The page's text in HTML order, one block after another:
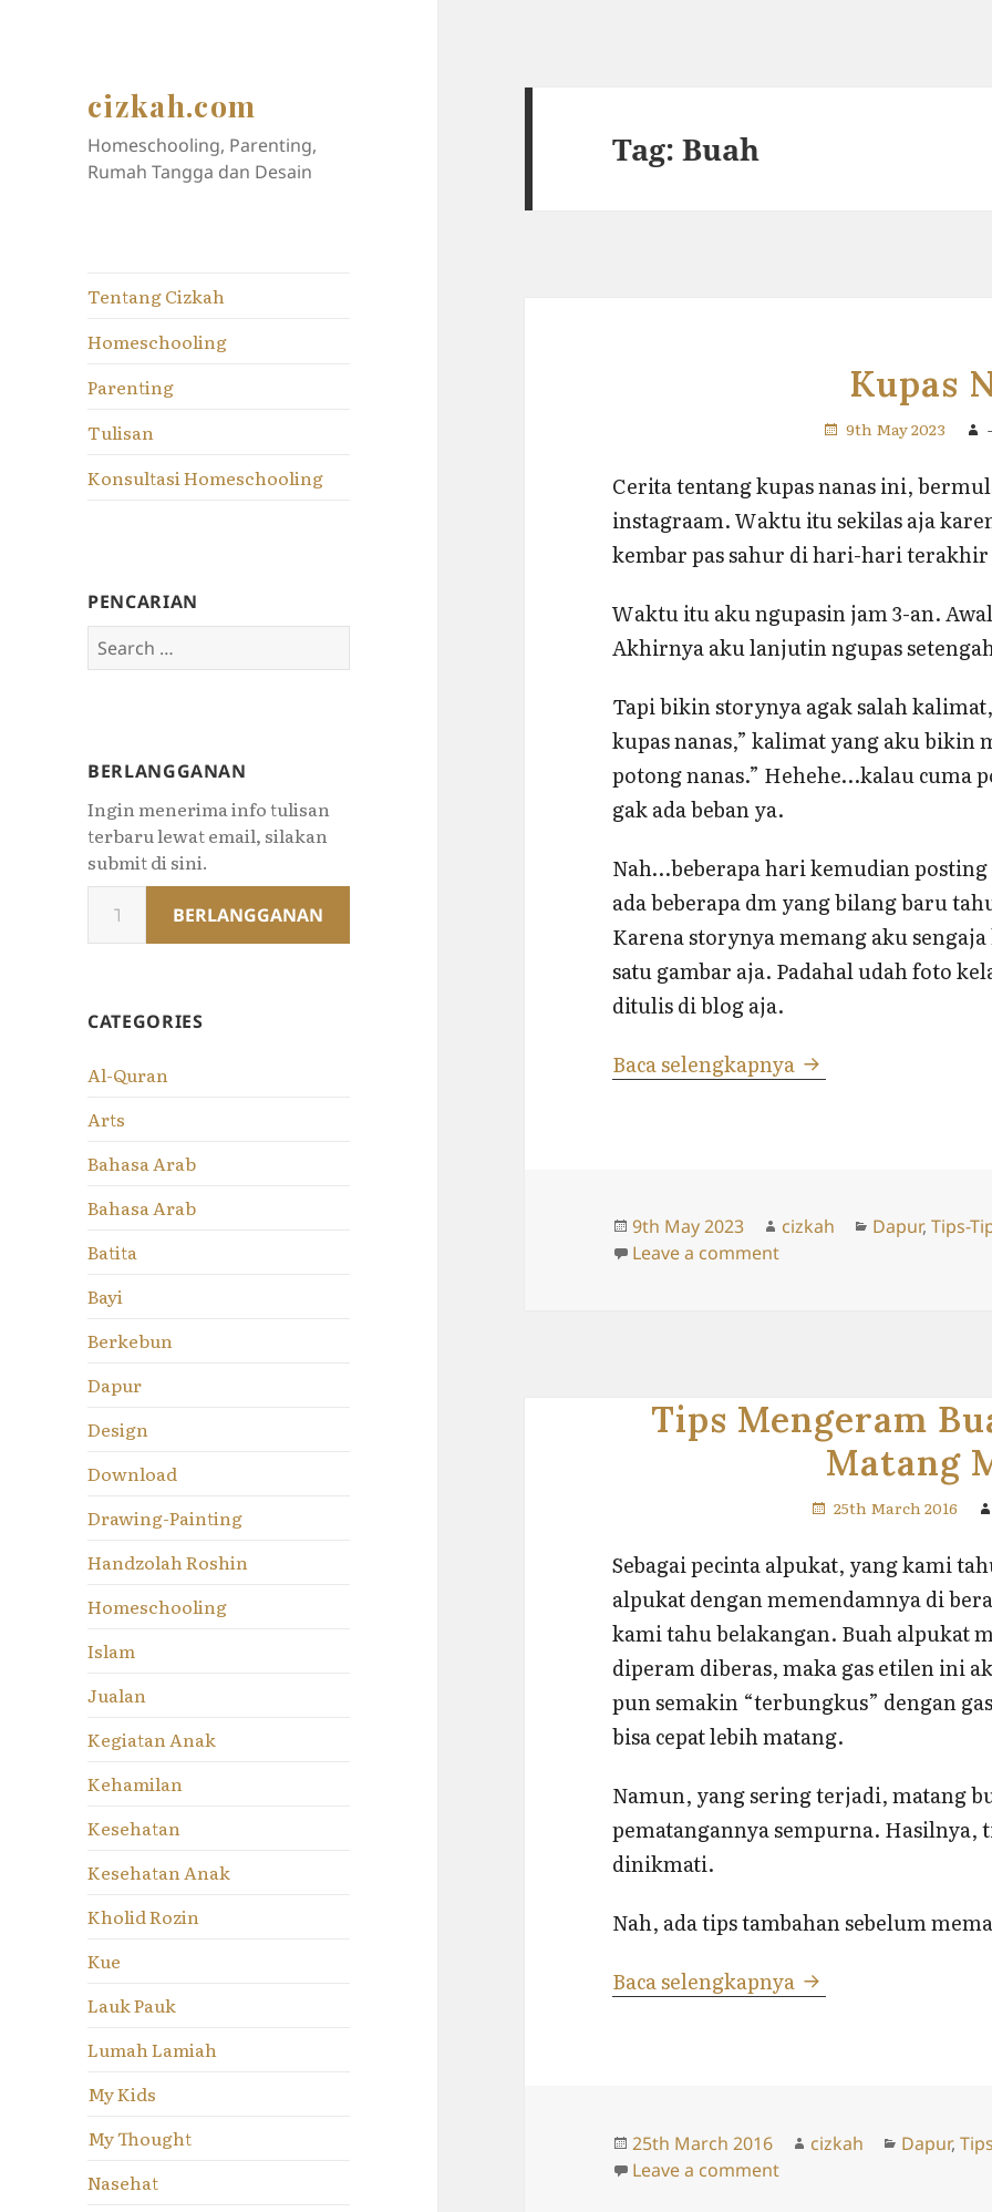
cizkah.com
Homeschooling, Parenting,
Rumah Tangga dan Desain
Tentang Cizkah
Homeschooling
Parenting
Tulisan
Konsultasi Homeschooling
PENCARIAN
Search
for:
BERLANGGANAN
Ingin menerima info tulisan
terbaru lewat email, silakan
submit di sini.
your
email…
BERLANGGANAN
CATEGORIES
Al-Quran
Arts
Bahasa Arab
Bahasa Arab
Batita
Bayi
Berkebun
Dapur
Design
Download
Drawing-Painting
Handzolah Roshin
Homeschooling
Islam
Jualan
Kegiatan Anak
Kehamilan
Kesehatan
Kesehatan Anak
Kholid Rozin
Kue
Lauk Pauk
Lumah Lamiah
My Kids
My Thought
Nasehat
Tag:Buah
Kupas
9th May 2023
Cerita tentang kupas nanas ini,
instagraam. Waktu itu sekilas aja
kembar pas sahur di hari-hari terakhir
Waktu itu aku ngupasin jam 3-an.
Akhirnya aku lanjutin ngupas
Tapi bikin storynya agak salah
kupas nanas,” kalimat yang aku bikin
potong nanas.” Hehehe…kalau cuma
gak ada beban ya.
Nah…beberapa hari kemudian
ada beberapa dm yang bilang baru
Karena storynya memang aku
satu gambar aja. Padahal udah foto
ditulis di blog aja.
Baca selengkapnya Kupas Nanas
Posted
on
9th May 2023 Author
cizkah Categories
Dapur,Tips-
Leave a commenton Kupas Nanas
Tips Mengeram
Matang
25th March 2016
Sebagai pecinta alpukat, yang kami
alpukat dengan memendamnya di
kami tahu belakangan. Buah alpukat
diperam diberas, maka gas etilen ini
pun semakin “terbungkus” dengan
bisa cepat lebih matang.
Namun, yang sering terjadi, matang
pematangannya sempurna. Hasilnya,
dinikmati.
Nah, ada tips tambahan sebelum
Baca selengkapnya Tips Mengeram
Posted
on
25th March 2016 Author
cizkah Categories
Dapur,
Leave a commenton Tips Mengeram Buah